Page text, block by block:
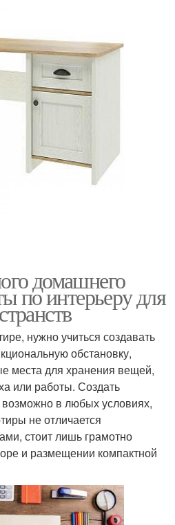
домашнего
по интерьеру для
нужно учиться создавать
обстановку,
места для хранения вещей,
или работы. Создать
в любых условиях,
не отличается
стоит лишь грамотно
и размещении компактной